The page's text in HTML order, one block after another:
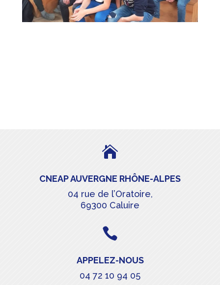

CNEAP AUVERGNE RHÔNE-ALPES
04 rue de l’Oratoire,
69300 Caluire

APPELEZ-NOUS
04 72 10 94 05